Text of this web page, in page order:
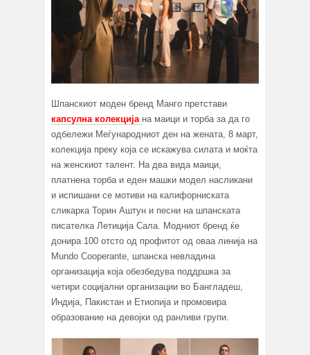
Шпанскиот моден бренд Манго претстави
капсулна колекција на маици и торбa за да го
одбележи Меѓународниот ден на жената, 8 март,
колекција преку која се искажува силата и моќта
на женскиот талент. На два вида маици,
платнена торба и еден машки модел насликани
и испишани се мотиви на калифорниската
сликарка Торин Аштун и песни на шпанската
писателка Летиција Сала. Модниот бренд ќе
донира 100 отсто од профитот од оваа линија на
Mundo Cooperante, шпанска невладина
организација која обезбедува поддршка за
четири социјални организации во Бангладеш,
Индија, Пакистан и Етиопија и промовира
образование на девојки од ранливи групи.